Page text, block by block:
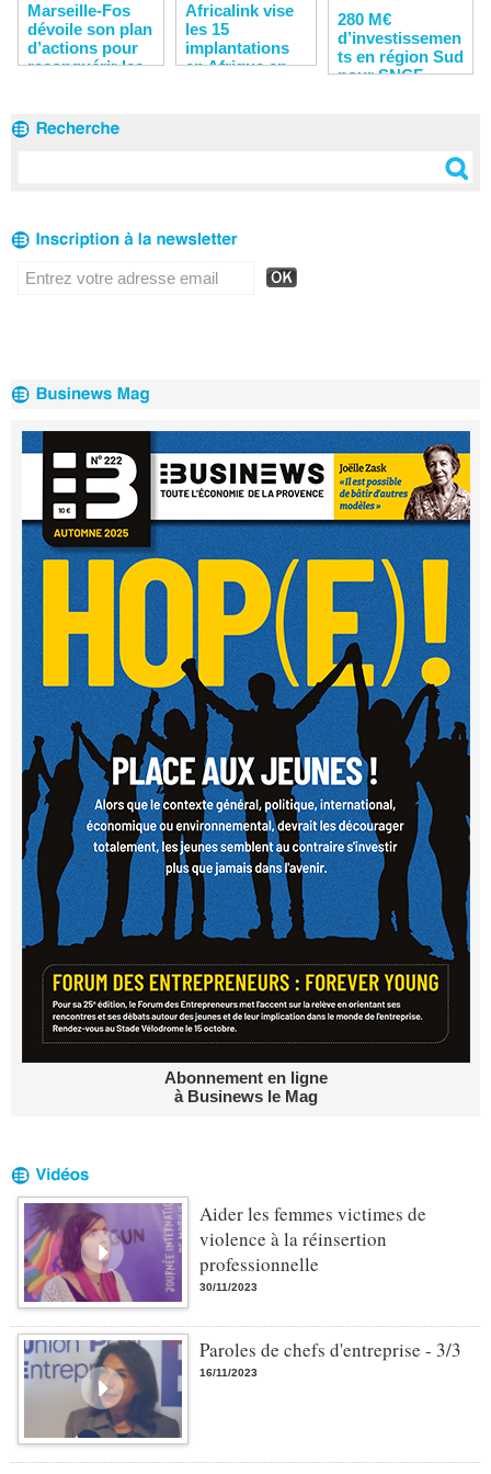
Marseille-Fos
dévoile son plan
d’actions pour
reconquérir les
Africalink vise
les 15
implantations
en Afrique en
280 M€
d’investissemen
ts en région Sud
pour SNCF
Abonnement en ligne
à Businews le Mag
Aider les femmes victimes de
violence à la réinsertion
professionnelle
30/11/2023
Paroles de chefs d'entreprise - 3/3
16/11/2023